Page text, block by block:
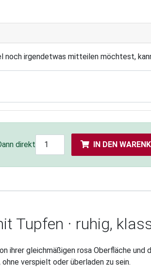
noch irgendetwas mitteilen möchtest,
direkt IN DEN
Tupfen · ruhig,
ihrer gleichmäßigen rosa Oberfläche und
verspielt oder überladen zu sein.